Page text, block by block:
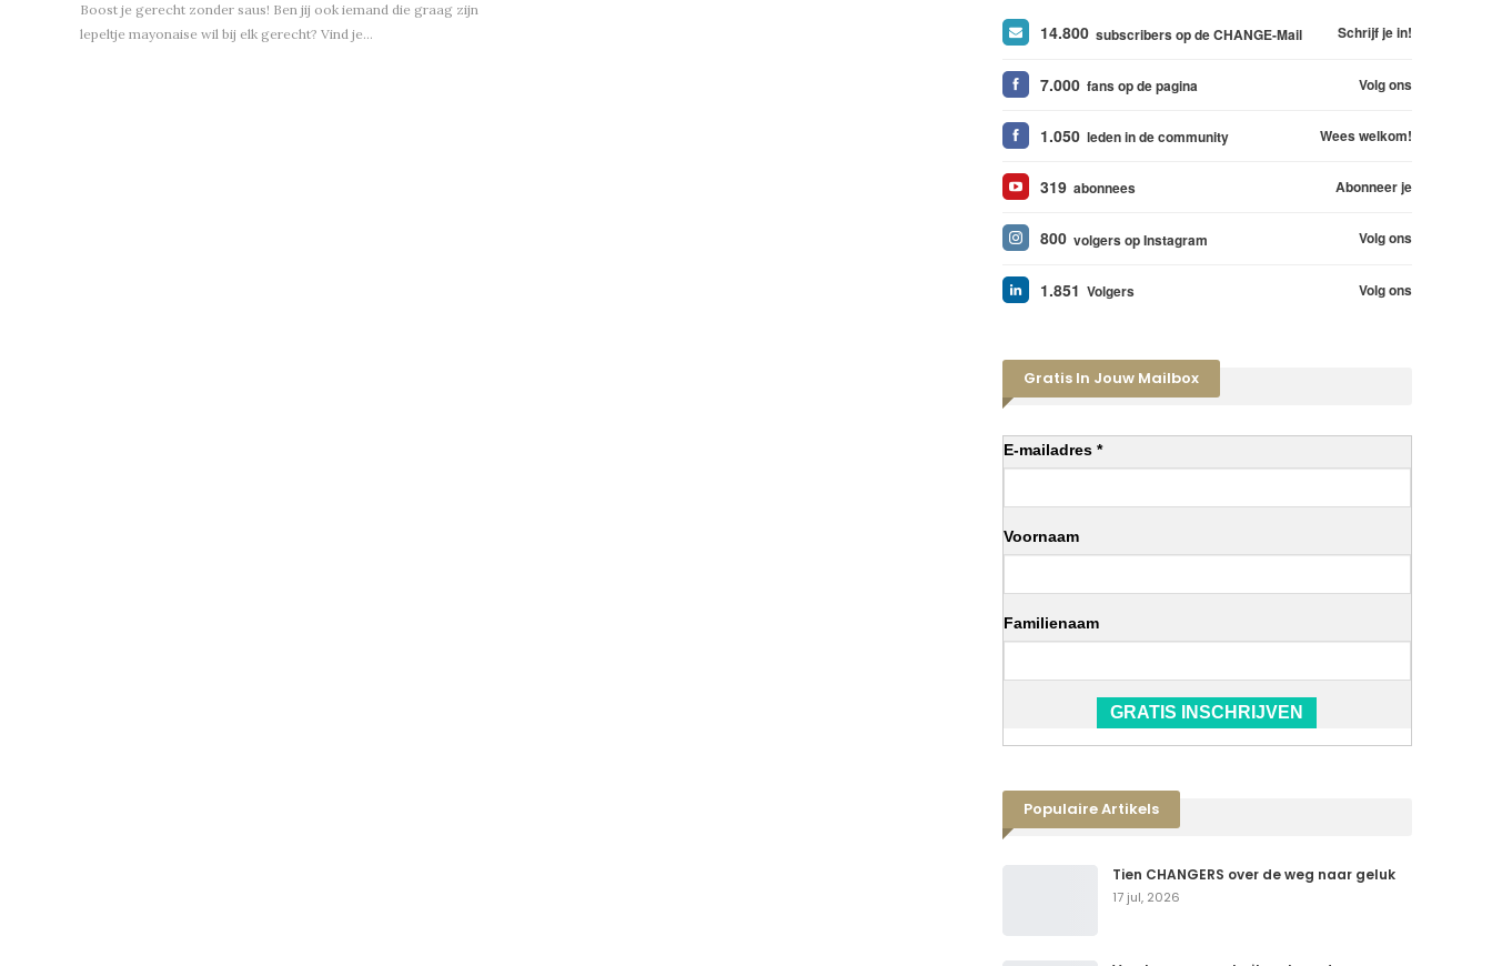
Boost je gerecht zonder saus! Ben jij ook iemand die graag zijn
lepeltje mayonaise wil bij elk gerecht? Vind je…
14.800 subscribers op de CHANGE-Mail Schrijf je in!
7.000 fans op de pagina Volg ons
1.050 leden in de community Wees welkom!
319 abonnees Abonneer je
800 volgers op Instagram Volg ons
1.851 Volgers Volg ons
Gratis In Jouw Mailbox
E-mailadres *
Voornaam
Familienaam
GRATIS INSCHRIJVEN
Populaire Artikels
Tien CHANGERS over de weg naar geluk
17 jul, 2026